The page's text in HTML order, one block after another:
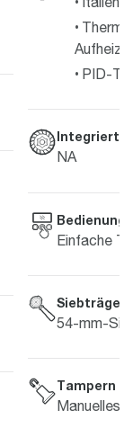
PID-
NA
Einfache
54-mm-
Tampern